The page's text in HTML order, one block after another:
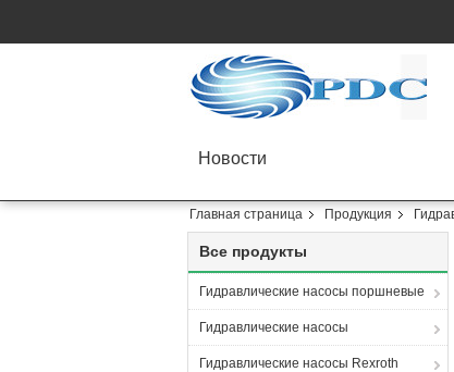
Новости
Главная страница Продукция
Все продукты
Гидравлические насосы поршневые
Гидравлические насосы
Гидравлические насосы Rexroth